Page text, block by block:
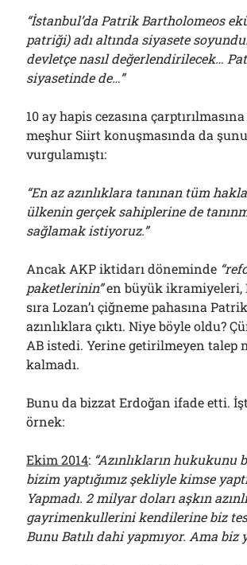
“İstanbul’da Patrik Bartholomeos
patriği) adı altında siyasete
devletçe nasıl değerlendirilecek…
siyasetinde de…”
10 ay hapis cezasına
meşhur Siirt konuşmasında da şunu
vurgulamıştı:
“En az azınlıklara tanınan tüm
ülkenin gerçek sahiplerine de
sağlamak istiyoruz.”
Ancak AKP iktidarı döneminde
paketlerinin”en büyük ikramiyeleri,
sıra Lozan’ı çiğneme pahasına
azınlıklara çıktı. Niye böyle oldu?
AB istedi. Yerine getirilmeyen talep
kalmadı.
Bunu da bizzat Erdoğan ifade etti.
örnek:
Ekim 2014: “Azınlıkların hukukunu
bizim yaptığımız şekliyle kimse
Yapmadı. 2 milyar doları aşkın
gayrimenkullerini kendilerine biz
Bunu Batılı dahi yapmıyor. Ama biz